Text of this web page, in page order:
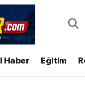
Haber Eğitim